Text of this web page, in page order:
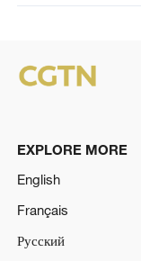
EXPLORE MORE
English
Français
Русский